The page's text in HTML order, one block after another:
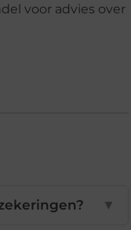
voor advies over
▼